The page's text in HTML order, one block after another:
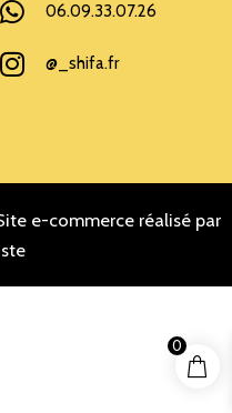
0
06.09.33.07.26
@_shifa.fr
e-commerce réalisé par